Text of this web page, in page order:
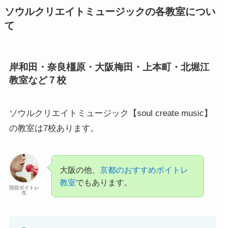
ソウルクリエイトミュージックの各教室につい
て
岸和田・奈良橿原・大阪梅田・上本町・北堀江
教室など７校
ソウルクリエイトミュージック【soul create music】
の教室は7校あります。
現役ボイトレ
生
大阪の他、京都のおすすめボイトレ
教室でもあります。